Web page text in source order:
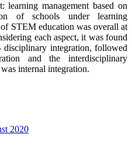
management based on
of schools under learning
STEM education was overall at
each aspect, it was found
disciplinary integration, followed
and the interdisciplinary
internal integration.
2020